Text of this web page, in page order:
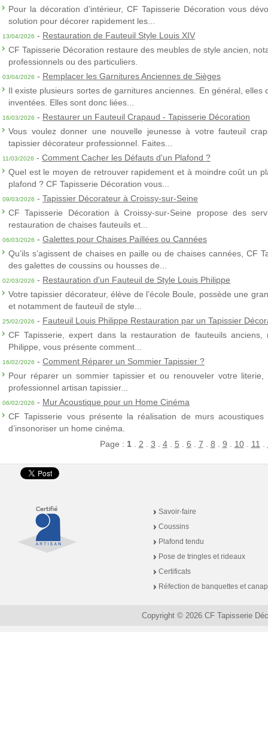
Pour la décoration d’intérieur, CF Tapisserie Décoration vous
solution pour décorer rapidement les...
13/04/2026 - Restauration de Fauteuil Style Louis XIV
CF Tapisserie Décoration restaure des meubles de style ancien,
professionnels ou des particuliers.
03/04/2026 - Remplacer les Garnitures Anciennes de Sièges
Il existe plusieurs sortes de garnitures anciennes. En général, elles
inventées. Elles sont donc liées...
16/03/2026 - Restaurer un Fauteuil Crapaud - Tapisserie Décoration
Vous voulez donner une nouvelle jeunesse à votre fauteuil
tapissier décorateur professionnel. Faites...
11/03/2026 - Comment Cacher les Défauts d'un Plafond ?
Quel est le moyen de retrouver rapidement et à moindre coût un
plafond ? CF Tapisserie Décoration vous...
09/03/2026 - Tapissier Décorateur à Croissy-sur-Seine
CF Tapisserie Décoration à Croissy-sur-Seine propose des
restauration de chaises fauteuils et...
06/03/2026 - Galettes pour Chaises Paillées ou Cannées
Qu’ils s’agissent de chaises en paille ou de chaises cannées, CF
des galettes de coussins ou housses de...
02/03/2026 - Restauration d'un Fauteuil de Style Louis Philippe
Votre tapissier décorateur, élève de l’école Boule, possède une
et notamment de fauteuil de style...
25/02/2026 - Fauteuil Louis Philippe Restauration par un Tapissier
CF Tapisserie, expert dans la restauration de fauteuils
Philippe, vous présente comment...
16/02/2026 - Comment Réparer un Sommier Tapissier ?
Pour réparer un sommier tapissier et ou renouveler votre
professionnel artisan tapissier...
06/02/2026 - Mur Acoustique pour un Home Cinéma
CF Tapisserie vous présente la réalisation de murs
d’insonoriser un home cinéma.
Page : 1. 2 3 4. 5 6 7 8 9 10. 11
Savoir-faire
Coussins
Plafond tendu
Pose de tringles et rideaux
Certificats
Réfection de banquettes et
Copyright © 2026 CF Tapisserie